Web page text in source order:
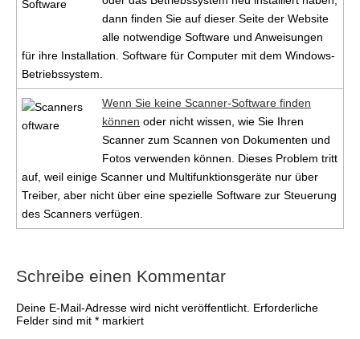
dann finden Sie auf dieser Seite der Website
alle notwendige Software und Anweisungen
für ihre Installation. Software für Computer mit dem Windows-
Betriebssystem.
Wenn Sie keine Scanner-Software finden
können oder nicht wissen, wie Sie Ihren
Scanner zum Scannen von Dokumenten und
Fotos verwenden können. Dieses Problem tritt
auf, weil einige Scanner und Multifunktionsgeräte nur über
Treiber, aber nicht über eine spezielle Software zur Steuerung
des Scanners verfügen.
Schreibe einen Kommentar
Deine E-Mail-Adresse wird nicht veröffentlicht. Erforderliche
Felder sind mit * markiert